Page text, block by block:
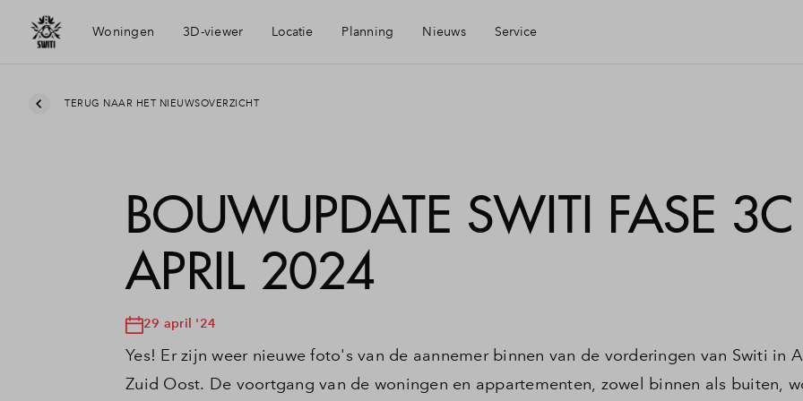
Woningen 3D-viewer Locatie
Bereikbaarheid
Amsterdam Zuidoost
Planning Nieuws Service
Financiering
Woning kopen
TERUG NAAR HET NIEUWSOVERZICHT
BOUWUPDATE SWITI FASE 3C
APRIL 2024
29 april '24
Yes! Er zijn weer nieuwe foto's van de aannemer binnen van de vorderingen van Switi in
Zuid Oost. De voortgang van de woningen en appartementen, zowel binnen als buiten,